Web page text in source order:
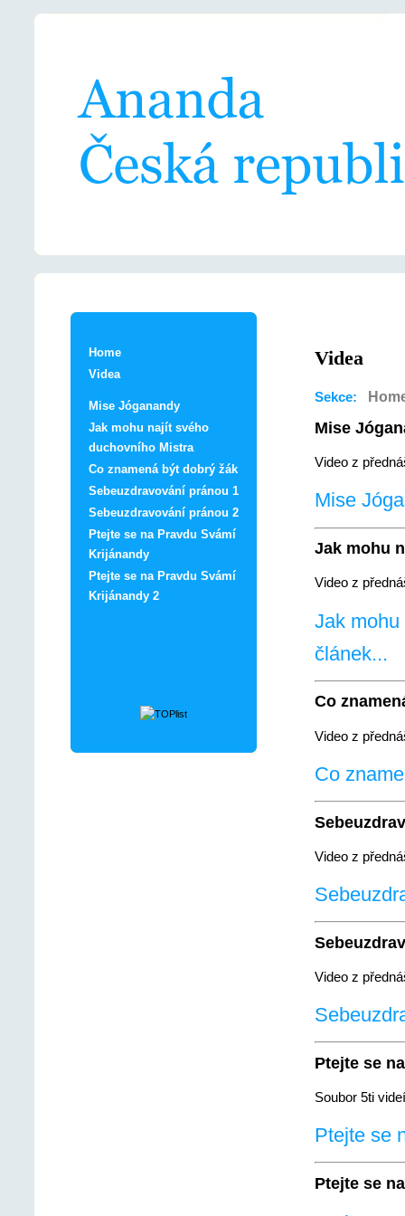
Home
Videa
Mise Jóganandy
Jak mohu najít svého
duchovního Mistra
Co znamená být dobrý žák
Sebeuzdravování pránou 1
Sebeuzdravování pránou 2
Ptejte se na Pravdu Svámí
Krijánandy
Ptejte se na Pravdu Svámí
Krijánandy 2
Videa
Sekce:
Mise
Video z
Mise
Jak mohu
Video z
Jak
článek...
Co
Video z
Co
Video z
Video z
Ptejte se
Soubor 5ti
Ptejte se
Ptejte se